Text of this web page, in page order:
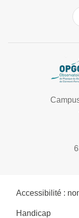
Accessibilité :
Handicap